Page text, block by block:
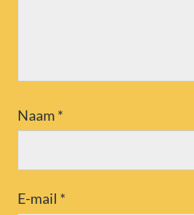
Naam *
E-mail *